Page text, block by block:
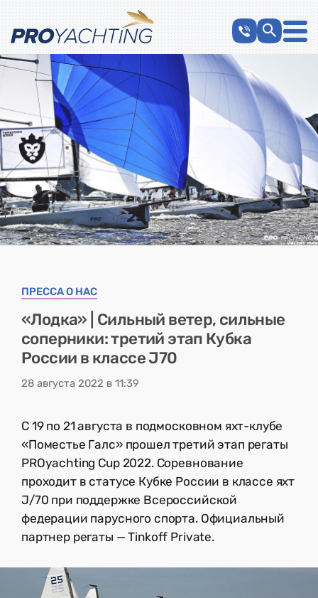
ПРЕССА О НАС
«Лодка» | Сильный ветер, сильные
соперники: третий этап Кубка
России в классе J70
28 августа 2022 в 11:39
С 19 по 21 августа в подмосковном яхт-клубе
«Поместье Галс» прошел третий этап регаты
PROyachting Cup 2022. Соревнование
проходит в статусе Кубке России в классе яхт
J/70 при поддержке Всероссийской
федерации парусного спорта. Официальный
партнер регаты — Tinkoff Private.